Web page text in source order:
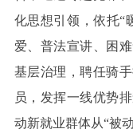
化思想引领，依托“
爱、普法宣讲、困
基层治理，聘任骑
员，发挥一线优势
动新就业群体从“被